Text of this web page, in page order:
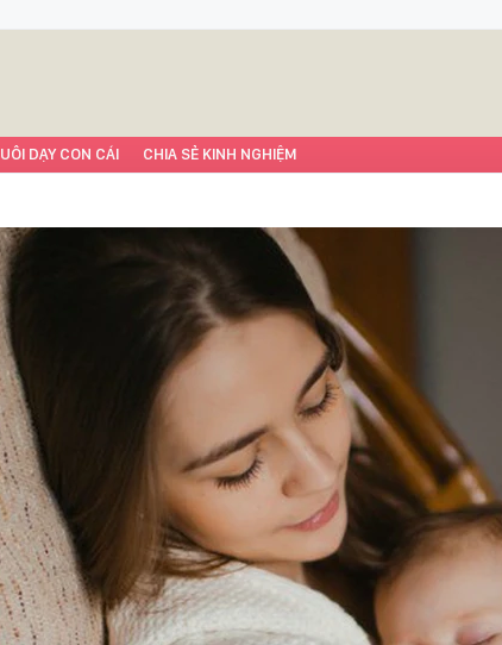
DẠY CON CÁI CHIA SẺ KINH NGHIỆM